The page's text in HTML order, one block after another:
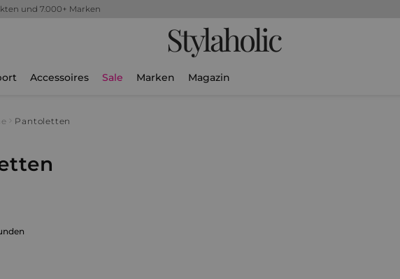
und 7.000+ Marken
Stylaholic
Accessoires Sale Marken Magazin
Pantoletten